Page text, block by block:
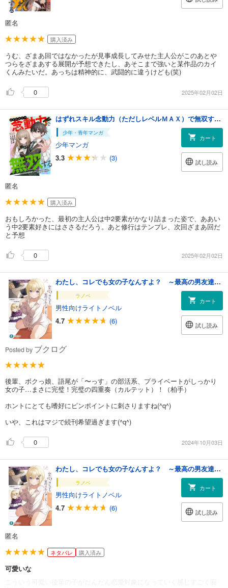
匿名
購入済み
うむ、ざまあ回ではなかったが見事成長してみせた主人公がこのあとや
つらをざまあする展開が予想できたし、あそこまで強いと某作品のカイ
くんみたいだ。あっちは精神的に、武闘的に違うけども(笑)
0 2025年02月02日
はずれスキル念動力（ただしレベルＭＡＸ）で無双する～手をかざすだけです。詠唱とか必殺技とかいりません。念じるだけで倒せます～(1)
少年・青年マンガ
少年マンガ
3.3
(3)
カート
試し読み
匿名
購入済み
おもしろかった、最初の主人公は中2要素がかなり詰まった姿で、ああい
う中2要素好きにはささるだろう。あと修行はテンプレ、次回ざまあ回だ
と予想
0 2025年02月02日
わたし、コレでも女の子なんすよ？ ～最高の男友達だと思っていた後輩が、じつは美少女だった件～【電子特別版】
ラノベ
男性向けライトノベル
4.7
(6)
カート
試し読み
Posted by ブクログ
後輩、ボクっ娘、語尾が「〜っす」の部活系、プライベートがしっかり
女の子…まさに完璧！完璧の四重奏（カルテット）！（柏手）
ホントにとても嗜好にピンポイントに刺さりますね(^q^)
いや、これはマジで続刊希望過ぎます(^q^)
0 2024年10月03日
わたし、コレでも女の子なんすよ？ ～最高の男友達だと思っていた後輩が、じつは美少女だった件～【電子特別版】
ラノベ
男性向けライトノベル
4.7
(6)
カート
試し読み
匿名
ネタバレ 購入済み
可愛いな